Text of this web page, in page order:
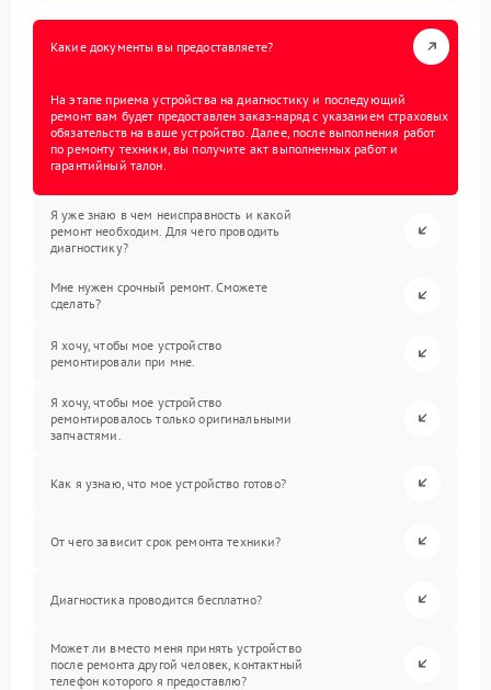
Какие документы вы предоставляете?
На этапе приема устройства на диагностику и последующий
ремонт вам будет предоставлен заказ-наряд с указанием страховых
обязательств на ваше устройство. Далее, после выполнения работ
по ремонту техники, вы получите акт выполненных работ и
гарантийный талон.
Я уже знаю в чем неисправность и какой
ремонт необходим. Для чего проводить
диагностику?
Мне нужен срочный ремонт. Сможете
сделать?
Я хочу, чтобы мое устройство
ремонтировали при мне.
Я хочу, чтобы мое устройство
ремонтировалось только оригинальными
запчастями.
Как я узнаю, что мое устройство готово?
От чего зависит срок ремонта техники?
Диагностика проводится бесплатно?
Может ли вместо меня принять устройство
после ремонта другой человек, контактный
телефон которого я предоставлю?